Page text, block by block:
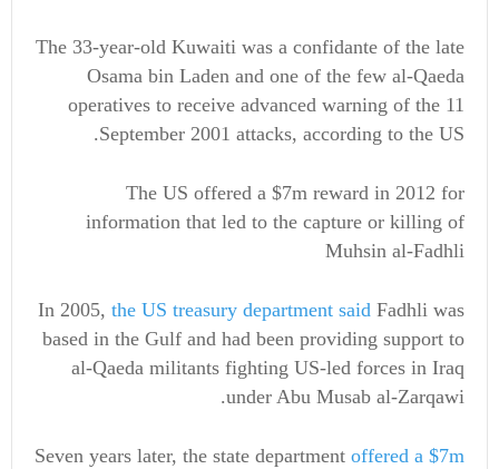
The 33-year-old Kuwaiti was a confidante of the late
Osama bin Laden and one of the few al-Qaeda
operatives to receive advanced warning of the 11
September 2001 attacks, according to the US.
The US offered a $7m reward in 2012 for
information that led to the capture or killing of
Muhsin al-Fadhli
In 2005, the US treasury department said Fadhli was
based in the Gulf and had been providing support to
al-Qaeda militants fighting US-led forces in Iraq
under Abu Musab al-Zarqawi.
Seven years later, the state department offered a $7m